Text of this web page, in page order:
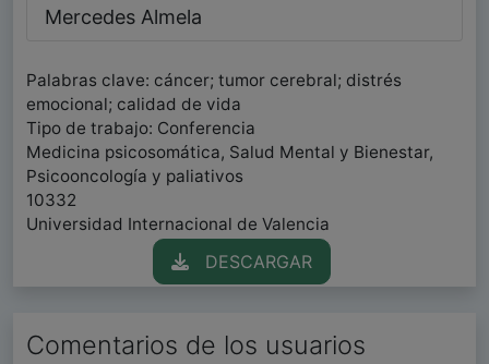
Mercedes Almela
Palabras clave: cáncer; tumor cerebral; distrés
emocional; calidad de vida
Tipo de trabajo: Conferencia
Medicina psicosomática, Salud Mental y Bienestar,
Psicooncología y paliativos
10332
Universidad Internacional de Valencia
DESCARGAR
Comentarios de los usuarios